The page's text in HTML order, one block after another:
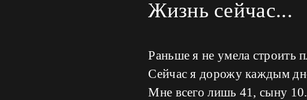
Жизнь сейчас...
Раньше я не умела строить
Сейчас я дорожу каждым
Мне всего лишь 41, сыну